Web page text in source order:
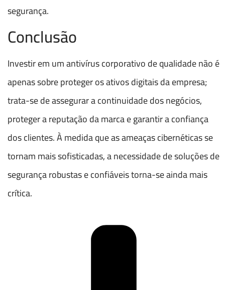
segurança.
Conclusão
Investir em um antivírus corporativo de qualidade não é
apenas sobre proteger os ativos digitais da empresa;
trata-se de assegurar a continuidade dos negócios,
proteger a reputação da marca e garantir a confiança
dos clientes. À medida que as ameaças cibernéticas se
tornam mais sofisticadas, a necessidade de soluções de
segurança robustas e confiáveis torna-se ainda mais
crítica.